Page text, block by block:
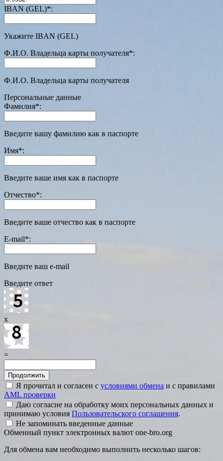
IBAN (GEL)*:
Укажите IBAN (GEL)
Ф.И.О. Владельца карты получателя*:
Ф.И.О. Владельца карты получателя
Персональные данные
Фамилия*:
Введите вашу фамилию как в паспорте
Имя*:
Введите ваше имя как в паспорте
Отчество*:
Введите ваше отчество как в паспорте
E-mail*:
Введите ваш e-mail
Введите ответ
x
=
Я прочитал и согласен с условиями обмена и с правилами
AML проверки
Даю согласие на обработку моих персональных данных и
принимаю условия Пользовательского соглашения.
Не запоминать введенные данные
Обменный пункт электронных валют one-bro.org
Для обмена вам необходимо выполнить несколько шагов: